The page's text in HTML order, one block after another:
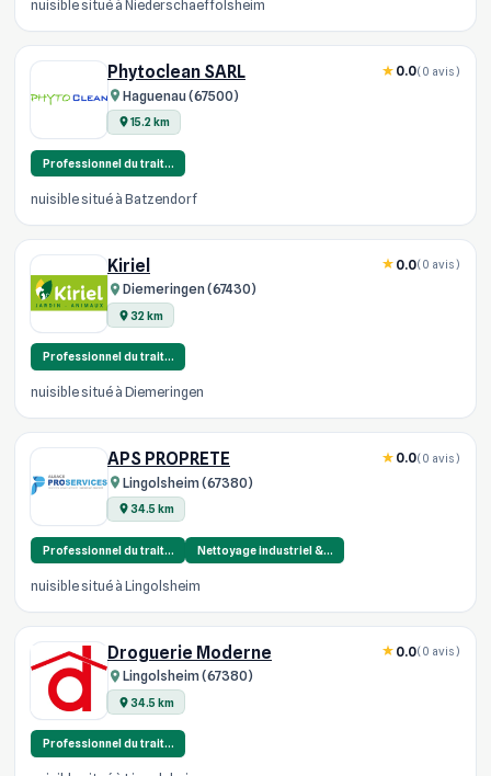
nuisible situé à Niederschaeffolsheim
Phytoclean SARL
Haguenau (67500)
15.2 km
0.0(0 avis)
Professionnel du trait…
nuisible situé à Batzendorf
Kiriel
Diemeringen (67430)
32 km
0.0(0 avis)
Professionnel du trait…
nuisible situé à Diemeringen
APS PROPRETE
Lingolsheim (67380)
34.5 km
0.0(0 avis)
Professionnel du trait… Nettoyage industriel &…
nuisible situé à Lingolsheim
Droguerie Moderne
Lingolsheim (67380)
34.5 km
0.0(0 avis)
Professionnel du trait…